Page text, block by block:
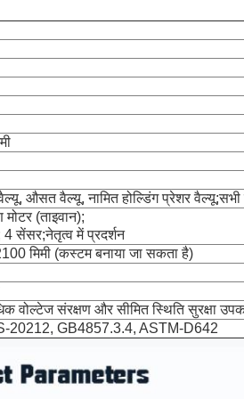
औसत वैल्यू, नामित होल्डिंग प्रेशर वैल्यू;सभी
(ताइवान);
सेंसर;नेतृत्व में प्रदर्शन
मिमी (कस्टम बनाया जा सकता है)
वोल्टेज संरक्षण और सीमित स्थिति सुरक्षा
20212, GB4857.3.4, ASTM-D642